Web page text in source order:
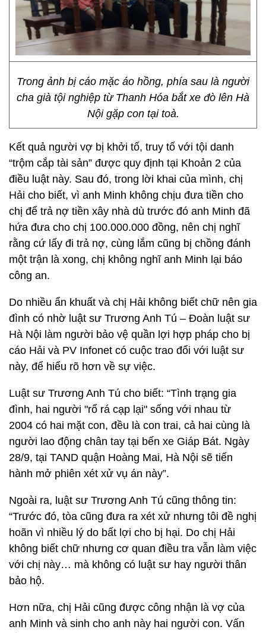
Trong ảnh bị cáo mặc áo hồng, phía sau là người
cha già tội nghiệp từ Thanh Hóa bắt xe đò lên Hà
Nội gặp con tại toà.
Kết quả người vợ bị khởi tố, truy tố với tội danh
“trộm cắp tài sản” được quy định tại Khoản 2 của
điều luật này. Sau đó, trong lời khai của mình, chị
Hải cho biết, vì anh Minh không chịu đưa tiền cho
chị để trả nợ tiền xây nhà dù trước đó anh Minh đã
hứa đưa cho chị 100.000.000 đồng, nên chị nghĩ
rằng cứ lấy đi trả nợ, cùng lắm cũng bị chồng đánh
một trận là xong, chị không nghĩ anh Minh lại báo
công an.
Do nhiều ẩn khuất và chị Hải không biết chữ nên gia
đình có nhờ luật sư Trương Anh Tú – Đoàn luật sư
Hà Nội làm người bảo vệ quần lợi hợp pháp cho bị
cáo Hải và PV Infonet có cuộc trao đổi với luật sư
này, để hiểu rõ hơn về sự việc.
Luật sư Trương Anh Tú cho biết: “Tình trạng gia
đình, hai người "rổ rá cạp lại" sống với nhau từ
2004 có hai mặt con, đều là con trai, cả hai cùng là
người lao động chân tay tại bến xe Giáp Bát. Ngày
28/9, tại TAND quận Hoàng Mai, Hà Nội sẽ tiến
hành mở phiên xét xử vụ án này”.
Ngoài ra, luật sư Trương Anh Tú cũng thông tin:
“Trước đó, tòa cũng đưa ra xét xử nhưng tôi đề nghị
hoãn vì nhiều lý do bất lợi cho bị hại. Do chị Hải
không biết chữ nhưng cơ quan điều tra vẫn làm việc
với chị này… mà không có luật sư hay người thân
bảo hộ.
Hơn nữa, chị Hải cũng được công nhận là vợ của
anh Minh và sinh cho anh này hai người con. Vấn